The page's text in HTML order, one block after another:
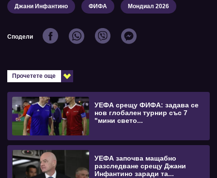
Джани Инфантино ФИФА Мондиал 2026
Сподели
Прочетете още
УЕФА срещу ФИФА: задава се
нов глобален турнир със 7
"мини свето...
УЕФА започва мащабно
разследване срещу Джани
Инфантино заради та...